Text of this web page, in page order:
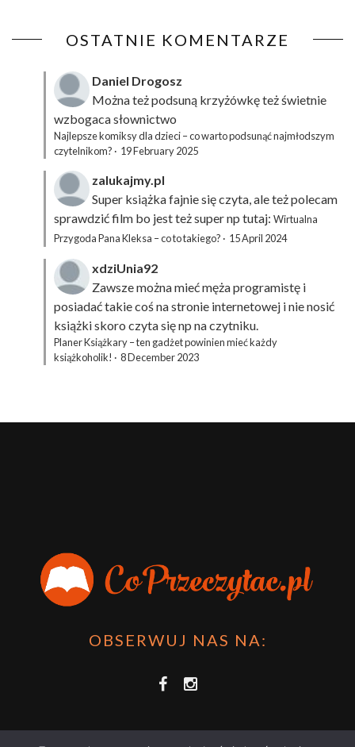
OSTATNIE KOMENTARZE
Daniel Drogosz
Można też podsuną krzyżówkęteż świetnie
wzbogaca słownictwo
Najlepsze komiksy dla dzieci – co warto podsunąć najmłodszym
czytelnikom? · 19 February 2025
zalukajmy.pl
Super książka fajnie się czyta, ale też polecam
sprawdzić film bo jest też super np tutaj: Wirtualna
Przygoda Pana Kleksa – co to takiego? · 15 April 2024
xdziUnia92
Zawsze można mieć męża programistę i
posiadać takie coś na stronie internetowej i nie nosić
książki skoro czyta się np na czytniku.
Planer Książkary – ten gadżet powinien mieć każdy
książkoholik! · 8 December 2023
OBSERWUJ NAS NA: